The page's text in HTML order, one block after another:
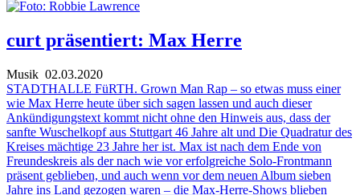
curt präsentiert: Max Herre
Musik 02.03.2020
STADTHALLE FüRTH. Grown Man Rap – so etwas muss einer
wie Max Herre heute über sich sagen lassen und auch dieser
Ankündigungstext kommt nicht ohne den Hinweis aus, dass der
sanfte Wuschelkopf aus Stuttgart 46 Jahre alt und Die Quadratur des
Kreises mächtige 23 Jahre her ist. Max ist nach dem Ende von
Freundeskreis als der nach wie vor erfolgreiche Solo-Frontmann
präsent geblieben, und auch wenn vor dem neuen Album sieben
Jahre ins Land gezogen waren – die Max-Herre-Shows blieben